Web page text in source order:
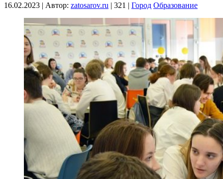
16.02.2023 | Автор: zatosarov.ru | 321 | Город Образование